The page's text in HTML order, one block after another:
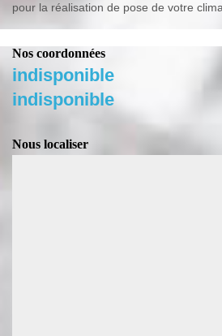
pour la réalisation de pose de votre
Nos coordonnées
indisponible
indisponible
Nous localiser